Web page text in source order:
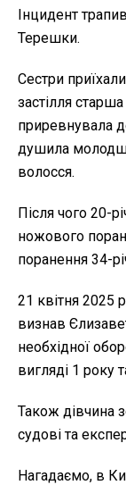
Інцидент
Терешки.
Сестри
застілля
приревнувала
душила
волосся.
Після чого 20-
ножового
поранення 34-
21 квітня 2025
визнав
необхідної
вигляді 1 року
Також дівчина
судові та
Нагадаємо, в